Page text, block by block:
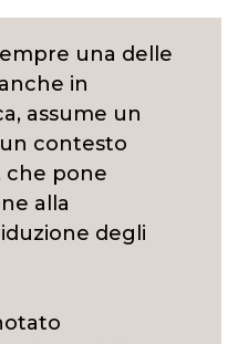
una delle
in
assume un
contesto
che pone
alla
degli